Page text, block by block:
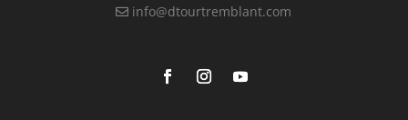
info@dtourtremblant.com